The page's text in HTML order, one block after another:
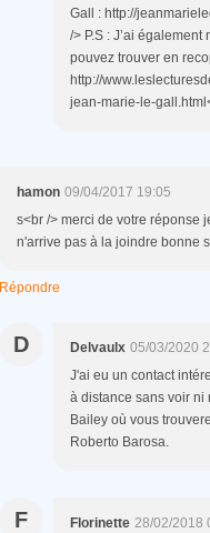
Gall : http://
/> P.S : J’ai
pouvez trouver en
http://
jean-marie-le-
hamon 09/04/2017 19:05
s<br /> merci de votre réponse
n'arrive pas à la joindre bonne
Répondre
D Delvaulx 05/03/2020
J'ai eu un contact
à distance sans voir ni
Bailey où vous
Roberto Barosa.
F Florinette 28/02/2018